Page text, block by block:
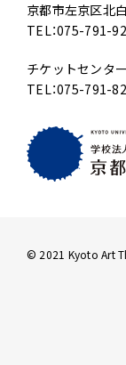
京都市左京区北
TEL：075-791-
チケットセンタ
TEL：075-791-
© 2021 Kyoto Art